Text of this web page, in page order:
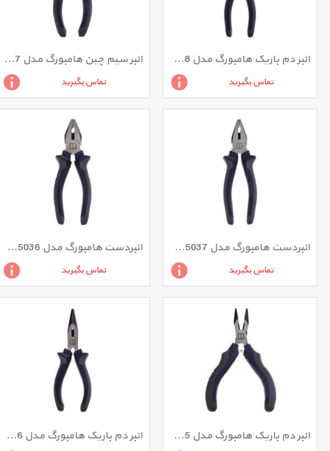
انبر سیم چین هامبورگ مدل H5057 سایز 7 اینچ
تماس بگیرید
انبر دم باریک هامبورگ مدل H5048 سایز 8 اینچ
تماس بگیرید
انبردست هامبورگ مدل H5036 سایز 6 اینچ
تماس بگیرید
انبردست هامبورگ مدل H5037 سایز 7 اینچ
تماس بگیرید
انبر دم باریک هامبورگ مدل H5046 سایز 6 اینچ انبر دم باریک هامبورگ مدل H5045 سایز 4.5 اینچ